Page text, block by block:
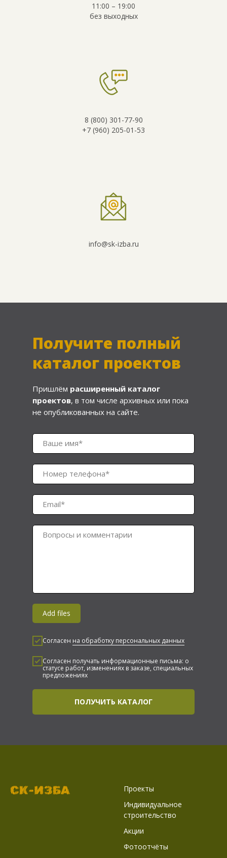
11:00 – 19:00
без выходных
8 (800) 301-77-90
+7 (960) 205-01-53
info@sk-izba.ru
Получите полный
каталог проектов
Пришлём расширенный каталог
проектов, в том числе архивных или пока
не опубликованных на сайте.
Ваше имя*
Номер телефона*
Email*
Вопросы и комментарии
Add files
Согласен на обработку персональных данных
Согласен получать информационные письма: о
статусе работ, изменениях в заказе, специальных
предложениях
ПОЛУЧИТЬ КАТАЛОГ
Проекты
Индивидуальное
строительство
Акции
Фотоотчёты